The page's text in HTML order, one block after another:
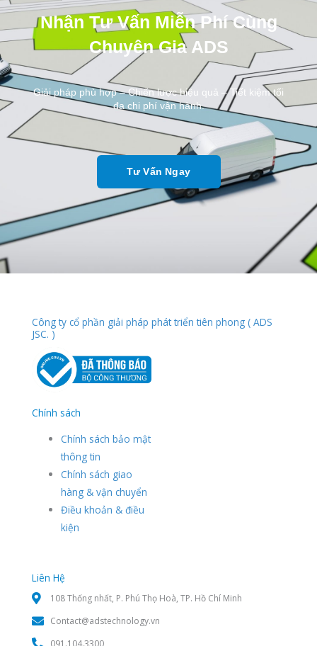
Nhận Tư Vấn Miễn Phí Cùng
Chuyên Gia ADS
Giải pháp phù hợp – Chiến lược hiệu quả – Tiết kiệm tối
đa chi phí vận hành.
Tư Vấn Ngay
Công ty cổ phần giải pháp phát triển tiên phong ( ADS
JSC. )
Chính sách
Chính sách bảo mật
thông tin
Chính sách giao
hàng & vận chuyển
Điều khoản & điều
kiện
Liên Hệ
108 Thống nhất, P. Phú Thọ Hoà, TP. Hồ Chí Minh
Contact@adstechnology.vn
091.104.3300